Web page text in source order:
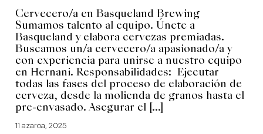
Cervecero/a en Basqueland Brewing
Sumamos talento al equipo. Únete a
Basqueland y elabora cervezas premiadas.
Buscamos un/a cervecero/a apasionado/a y
con experiencia para unirse a nuestro equipo
en Hernani. Responsabilidades: Ejecutar
todas las fases del proceso de elaboración de
cerveza, desde la molienda de granos hasta el
pre-envasado. Asegurar el [...]
11 azaroa, 2025